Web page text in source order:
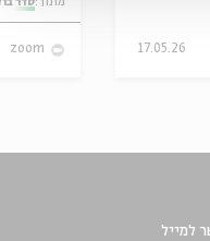
17.05.26
zoom
למייל